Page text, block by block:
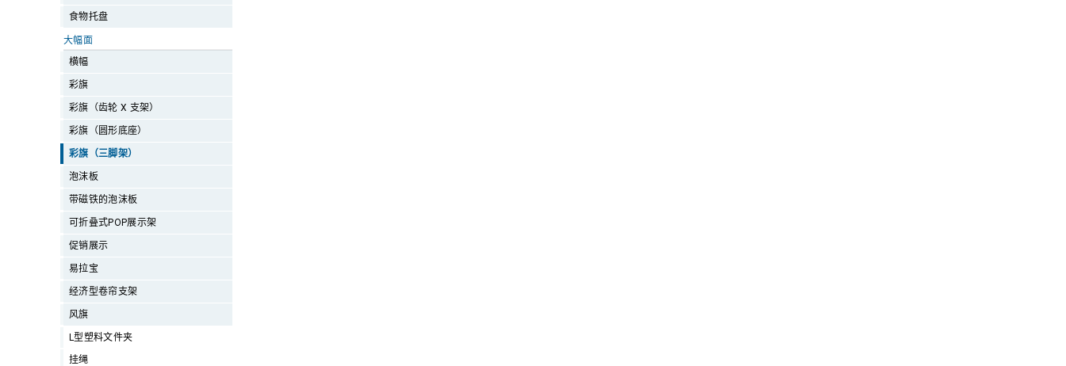
食物托盘
大幅面
横幅
彩旗
彩旗（齿轮 X 支架）
彩旗（圆形底座）
彩旗（三脚架）
泡沫板
带磁铁的泡沫板
可折叠式POP展示架
促销展示
易拉宝
经济型卷帘支架
风旗
L型塑料文件夹
挂绳